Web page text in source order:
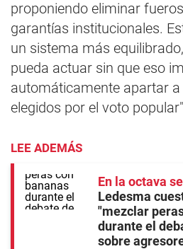
proponiendo eliminar
garantías institucionales.
un sistema más
pueda actuar sin que eso
automáticamente apartar
elegidos por el voto
LEE ADEMÁS
En la octava
Ledesma
"mezclar
durante el
sobre